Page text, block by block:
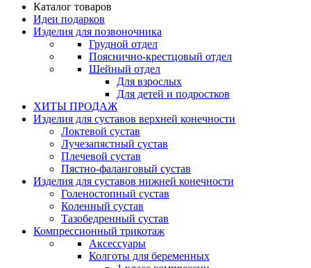
Каталог товаров
Идеи подарков
Изделия для позвоночника
Грудной отдел
Пояснично-крестцовый отдел
Шейный отдел
Для взрослых
Для детей и подростков
ХИТЫ ПРОДАЖ
Изделия для суставов верхней конечности
Локтевой сустав
Лучезапястный сустав
Плечевой сустав
Пястно-фаланговый сустав
Изделия для суставов нижней конечности
Голеностопный сустав
Коленный сустав
Тазобедренный сустав
Компрессионный трикотаж
Аксессуары
Колготы для беременных